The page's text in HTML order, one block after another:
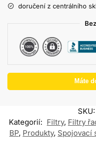
doručení z centrálního
Máte
SKU:
Kategorií: Filtry, Filtry
BP, Produkty, Spojovací